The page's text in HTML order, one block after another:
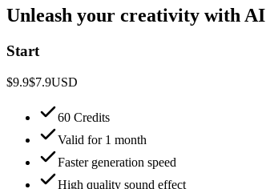
Unleash your creativity with AI
Start
$9.9$7.9USD
60 Credits
Valid for 1 month
Faster generation speed
High quality sound effect